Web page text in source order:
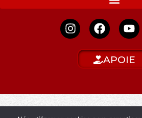
APOIE